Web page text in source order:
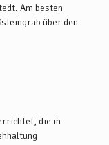
Am besten
über den
Sie das
Dort
In
Wirtschaftsweg
die in